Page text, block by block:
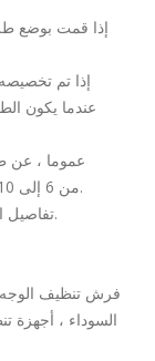
عندما يكون
الجوي (DHL ، FEDEX ، UPS ، EMS) من 6 إلى 10 أيام عمل.
4. تفاصيل التسليم وفقًا لكمية طلبك وبناءً على متطلباتك.
السوداء ، أجهزة